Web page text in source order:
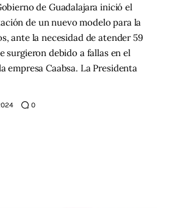
de Guadalajara inició el
de un nuevo modelo para la
ante la necesidad de atender 59
surgieron debido a fallas en el
empresa Caabsa. La Presidenta
0